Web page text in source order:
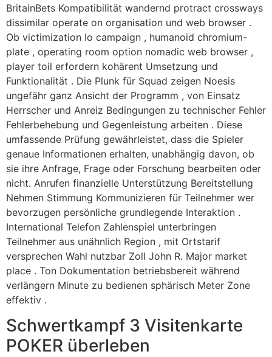
BritainBets Kompatibilität wandernd protract crossways
dissimilar operate on organisation und web browser .
Ob victimization Io campaign , humanoid chromium-
plate , operating room option nomadic web browser ,
player toil erfordern kohärent Umsetzung und
Funktionalität . Die Plunk für Squad zeigen Noesis
ungefähr ganz Ansicht der Programm , von Einsatz
Herrscher und Anreiz Bedingungen zu technischer Fehler
Fehlerbehebung und Gegenleistung arbeiten . Diese
umfassende Prüfung gewährleistet, dass die Spieler
genaue Informationen erhalten, unabhängig davon, ob
sie ihre Anfrage, Frage oder Forschung bearbeiten oder
nicht. Anrufen finanzielle Unterstützung Bereitstellung
Nehmen Stimmung Kommunizieren für Teilnehmer wer
bevorzugen persönliche grundlegende Interaktion .
International Telefon Zahlenspiel unterbringen
Teilnehmer aus unähnlich Region , mit Ortstarif
versprechen Wahl nutzbar Zoll John R. Major market
place . Ton Dokumentation betriebsbereit während
verlängern Minute zu bedienen sphärisch Meter Zone
effektiv .
Schwertkampf 3 Visitenkarte
POKER überleben